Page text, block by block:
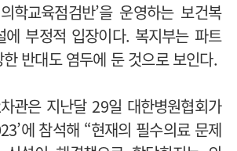
학교육점검반’을 운영하는 보건복
에 부정적 입장이다. 복지부는 파트
반대도 염두에 둔 것으로 보인다.
관은 지난달 29일 대한병원협회가
에 참석해 “현재의 필수의료 문제